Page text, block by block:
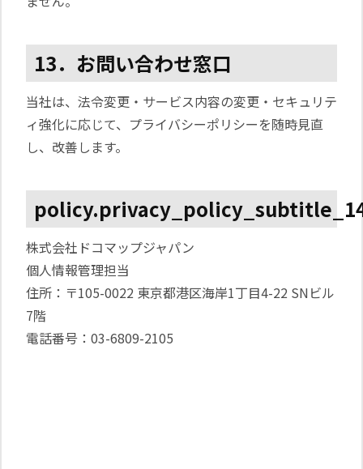
13．お問い合わせ窓口
当社は、法令変更・サービス内容の変更・セキュリテ
ィ強化に応じて、プライバシーポリシーを随時見直
し、改善します。
株式会社ドコマップジャパン
個人情報管理担当
住所：〒105-0022 東京都港区海岸1丁目4-22 SNビル
7階
電話番号：03-6809-2105